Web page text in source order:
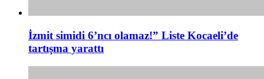
İzmit simidi 6’ncı olamaz!” Liste Kocaeli’de
tartışma yarattı